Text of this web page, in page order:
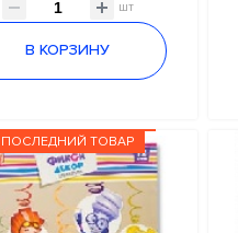
шт
В КОРЗИНУ
ПОСЛЕДНИЙ ТОВАР